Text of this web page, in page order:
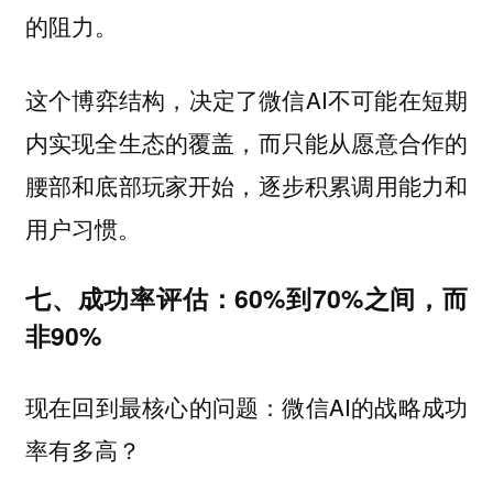
的阻力。
这个博弈结构，决定了微信AI不可能在短期
内实现全生态的覆盖，而只能从愿意合作的
腰部和底部玩家开始，逐步积累调用能力和
用户习惯。
七、成功率评估：60%到70%之间，而
非90%
现在回到最核心的问题：微信AI的战略成功
率有多高？